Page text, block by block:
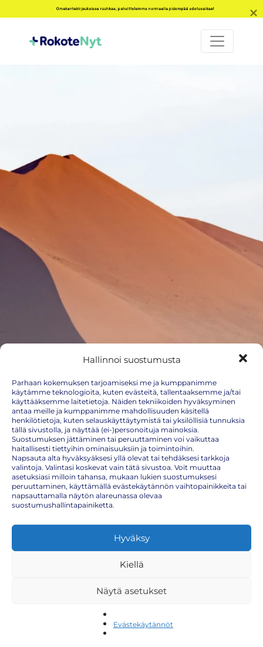
Hallinnoi suostumusta
Parhaan kokemuksen tarjoamiseksi me ja kumppanimme
käytämme teknologioita, kuten evästeitä, tallentaaksemme ja/tai
käyttääksemme laitetietoja. Näiden tekniikoiden hyväksyminen
antaa meille ja kumppanimme mahdollisuuden käsitellä
henkilötietoja, kuten selauskäyttäytymistä tai yksilöllisiä tunnuksia
tällä sivustolla, ja näyttää (ei-)personoituja mainoksia.
Suostumuksen jättäminen tai peruuttaminen voi vaikuttaa
haitallisesti tiettyihin ominaisuuksiin ja toimintoihin.
Napsauta alta hyväksyäksesi yllä olevat tai tehdäksesi tarkkoja
valintoja. Valintasi koskevat vain tätä sivustoa. Voit muuttaa
asetuksiasi milloin tahansa, mukaan lukien suostumuksesi
peruuttaminen, käyttämällä evästekäytännön vaihtopainikkeita tai
napsauttamalla näytön alareunassa olevaa
suostumushallintapainiketta.
Hyväksy
Kiellä
Näytä asetukset
Evästekäytännöt
Namibia
Afrikkaan matkaavan on huolehdittava, että yleisen rokotusohjelman
mukaiset rokotukset ovat kunnossa:
Tetanus(jäykkäkouristus-, kurkkumätä- hinkuyskärokote)
(tuhkarokko-, sikotauti-, vihurirokkorokote)
Omakantakirjauksissa ruuhkaa, pahoittelemme normaalia pidempää odotusaikaa!